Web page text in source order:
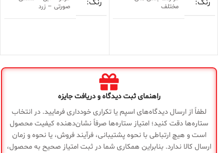
رنگ
مختلف
زیبایی ترکیب رنگ عالی
موتور
24 ولت / 120 وات
۲۴ ولت
رنگ
صورتی – زرد
زیبایی ترکیب رنگ عالی
قدرت
موتور
1000 وات
باتری 48 ولت – 20Ah
راهنمای ثبت دیدگاه و دریافت جایزه
لطفاً از ارسال دیدگاه‌های اسپم یا تکراری خودداری فرمایید. در انتخاب
ستاره‌ها دقت کنید؛ امتیاز ستاره‌ها صرفاً نشان‌دهنده کیفیت محصول
است و هیچ ارتباطی با نحوه پشتیبانی، فرآیند فروش، یا نحوه و زمان
ارسال کالا ندارد. بنابراین همکاری شما در ثبت امتیاز صحیح به محصول،